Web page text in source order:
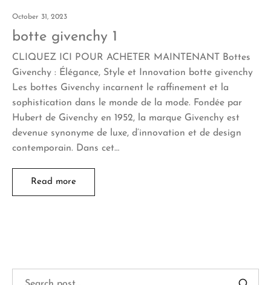
October 31, 2023
botte givenchy 1
CLIQUEZ ICI POUR ACHETER MAINTENANT Bottes
Givenchy : Élégance, Style et Innovation botte givenchy
Les bottes Givenchy incarnent le raffinement et la
sophistication dans le monde de la mode. Fondée par
Hubert de Givenchy en 1952, la marque Givenchy est
devenue synonyme de luxe, d’innovation et de design
contemporain. Dans cet…
Read more